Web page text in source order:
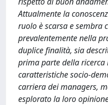
Attualmente la
ruolo è scarsa e sembra
prevalentemente nella
duplice finalità, sia
prima parte della
caratteristiche socio-
carriera dei managers,
esplorato la loro